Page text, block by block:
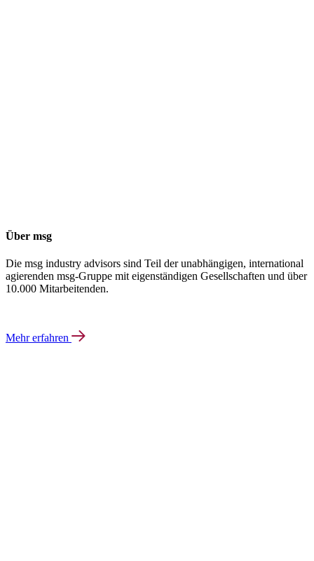
Über msg
Die msg industry advisors sind Teil der unabhängigen, international
agierenden msg-Gruppe mit eigenständigen Gesellschaften und über
10.000 Mitarbeitenden.
Mehr erfahren